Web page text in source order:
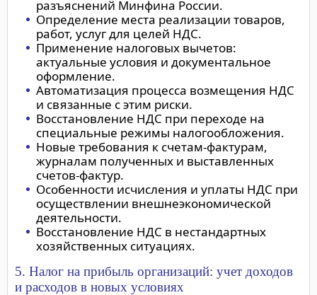
разъяснений Минфина России.
Определение места реализации товаров,
работ, услуг для целей НДС.
Применение налоговых вычетов:
актуальные условия и документальное
оформление.
Автоматизация процесса возмещения НДС
и связанные с этим риски.
Восстановление НДС при переходе на
специальные режимы налогообложения.
Новые требования к счетам-фактурам,
журналам полученных и выставленных
счетов-фактур.
Особенности исчисления и уплаты НДС при
осуществлении внешнеэкономической
деятельности.
Восстановление НДС в нестандартных
хозяйственных ситуациях.
5. Налог на прибыль организаций: учет доходов
и расходов в новых условиях